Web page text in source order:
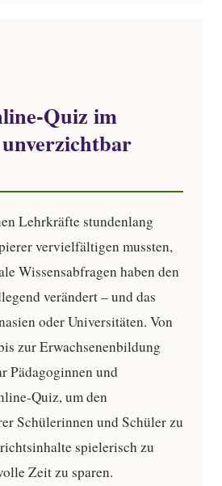
Quiz im
Lehrkräfte stundenlang
vervielfältigen mussten,
Wissensabfragen haben den
verändert – und das
oder Universitäten. Von
zur Erwachsenenbildung
Pädagoginnen und
Quiz, um den
Schülerinnen und Schüler zu
spielerisch zu
Zeit zu sparen.